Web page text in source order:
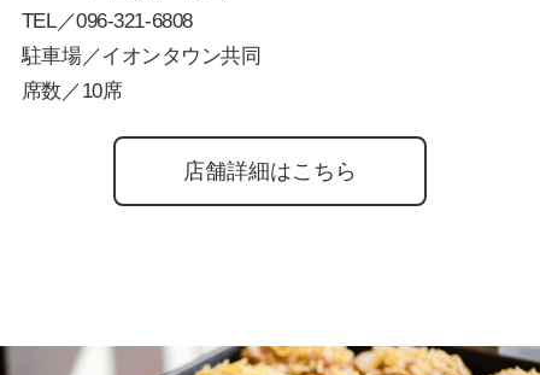
TEL／096-321-6808
駐車場／イオンタウン共同
席数／10席
店舗詳細はこちら